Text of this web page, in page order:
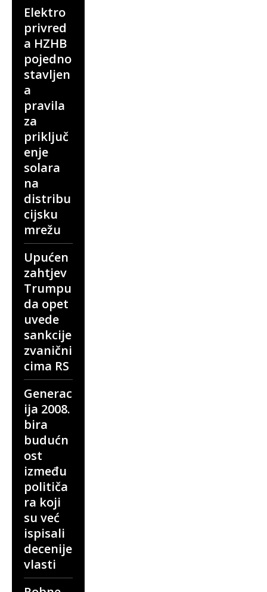
Elektro
privred
a HZHB
pojedno
stavljen
a
pravila
za
priključ
enje
solara
na
distribu
cijsku
mrežu
Upućen
zahtjev
Trumpu
da opet
uvede
sankcije
zvanični
cima RS
Generac
ija 2008.
bira
budućn
ost
između
političa
ra koji
su već
ispisali
decenije
vlasti